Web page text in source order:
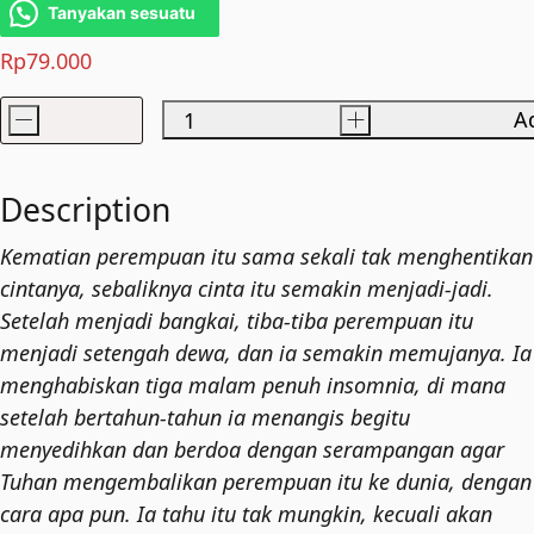
Rp79.000
Cinta
Ada
Mati
quantity
- +
Tanyakan sesuatu
Description
Kematian perempuan itu sama sekali tak menghentikan
cintanya, sebaliknya cinta itu semakin menjadi-jadi.
Setelah menjadi bangkai, tiba-tiba perempuan itu
menjadi setengah dewa, dan ia semakin memujanya. Ia
menghabiskan tiga malam penuh insomnia, di mana
setelah bertahun-tahun ia menangis begitu
menyedihkan dan berdoa dengan serampangan agar
Tuhan mengembalikan perempuan itu ke dunia, dengan
cara apa pun. Ia tahu itu tak mungkin, kecuali akan